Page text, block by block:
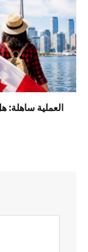
العملية ساهلة: